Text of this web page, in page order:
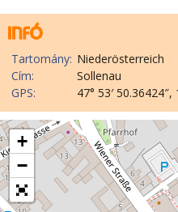
Tartomány: Niederösterreich
Cím:
Sollenau
GPS:
47° 53′ 50.36424″,
+
−